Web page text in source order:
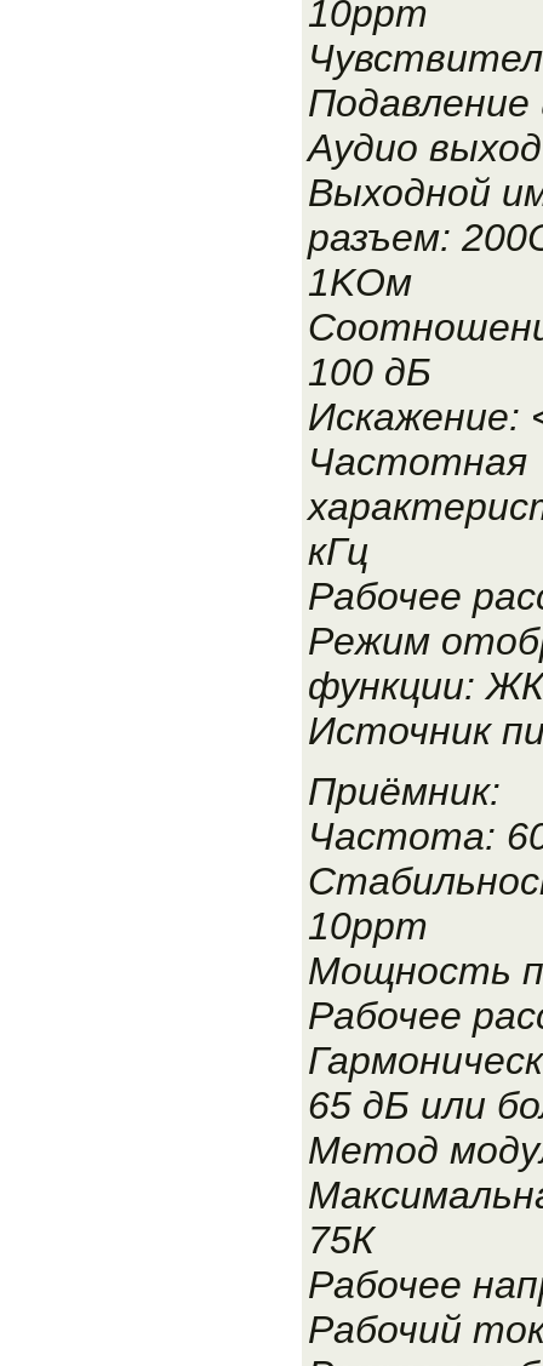
10ppm
Аудио
Выходной
разъем:
1KОм
100 дБ
Искажение:
Частотная
кГц
Рабочее
Режим
функции: ЖК
Источник
Приёмник:
Частота:
10ppm
Мощность
Рабочее
65 дБ или
Метод
75К
Рабочее
Рабочий